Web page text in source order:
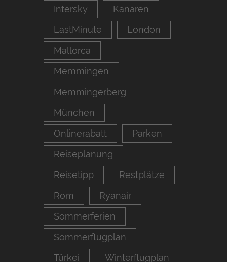
Intersky
Kanaren
LastMinute
London
Mallorca
Memmingen
Memmingerberg
München
Onlinerabatt
Parken
Reiseplanung
Reisetipp
Restplätze
Rom
Ryanair
Sommerferien
Sommerflugplan
Türkei
Winterflugplan